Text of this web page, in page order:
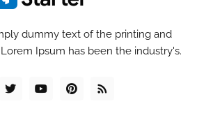
dummy text of the printing and
Ipsum has been the industry's.